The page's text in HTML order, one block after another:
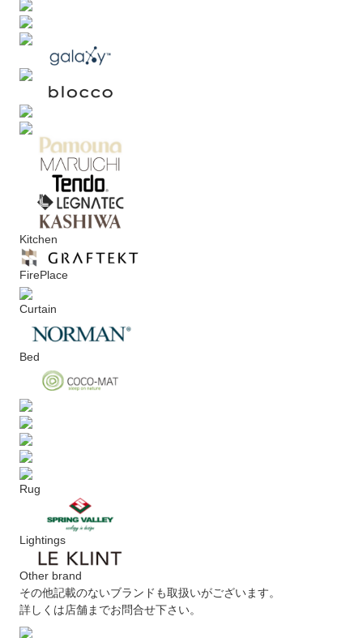
Kitchen
FirePlace
Curtain
Bed
Rug
Lightings
Other brand
その他記載のないブランドも取扱いがございます。
詳しくは店舗までお問合せ下さい。